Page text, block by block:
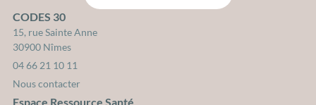
CODES 30
15, rue Sainte Anne
30900 Nîmes
04 66 21 10 11
Nous contacter
Espace Ressource Santé